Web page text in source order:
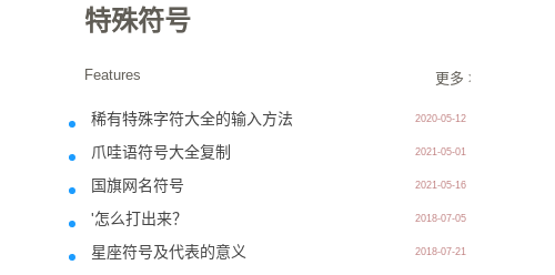
特殊符号
Features 更多 >>
稀有特殊字符大全的输入方法 2020-05-12
爪哇语符号大全复制 2021-05-01
国旗网名符号 2021-05-16
'怎么打出来？ 2018-07-05
星座符号及代表的意义 2018-07-21